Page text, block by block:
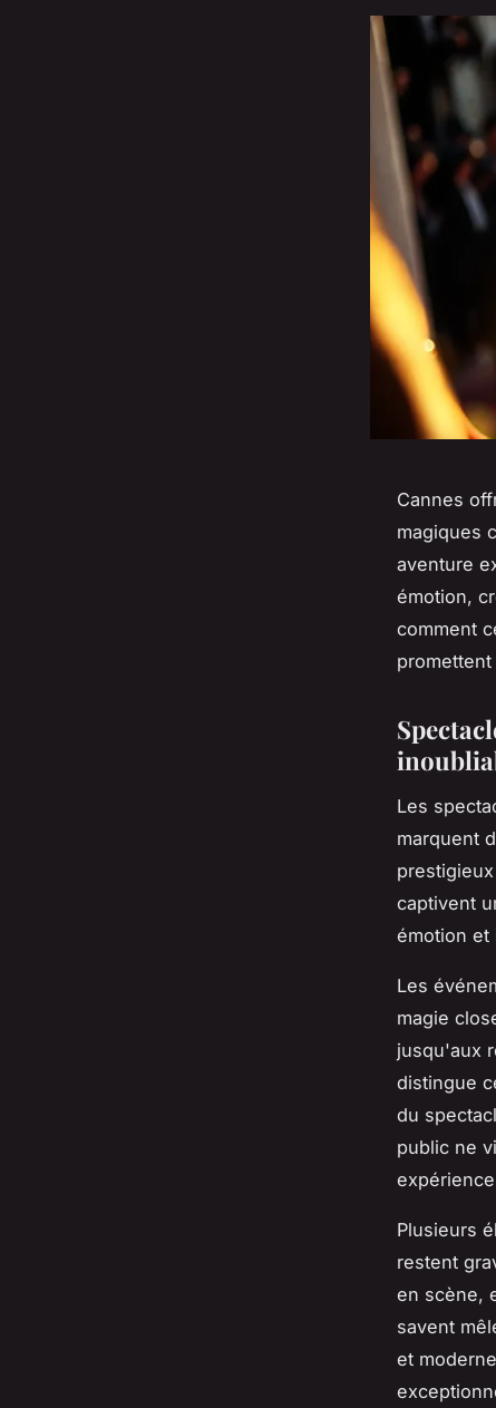
Cannes
magiques
aventure
émotion,
comment
Les
marquent
captivent
émotion et
Les
magie
jusqu'aux
distingue
du
public ne
Plusieurs
restent
en scène,
savent
et